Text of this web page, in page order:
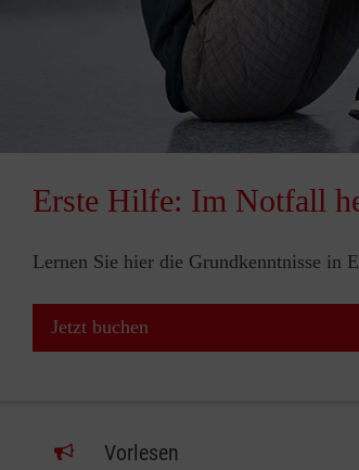
Erste Hilfe: Im Notfall
Lernen Sie hier die Grundkenntnisse in
Jetzt buchen
Vorlesen